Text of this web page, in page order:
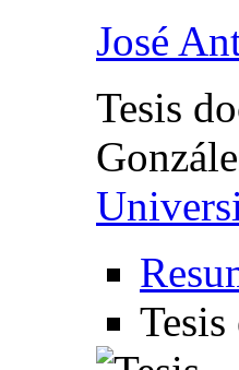
José
Tesis